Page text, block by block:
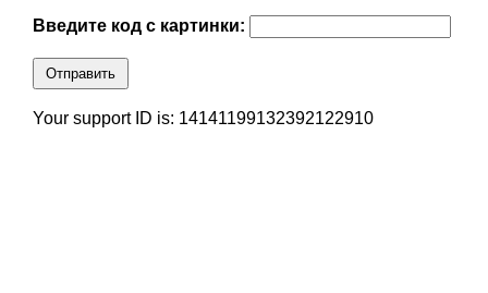
Введите код с картинки:
Отправить
Your support ID is: 14141199132392122910